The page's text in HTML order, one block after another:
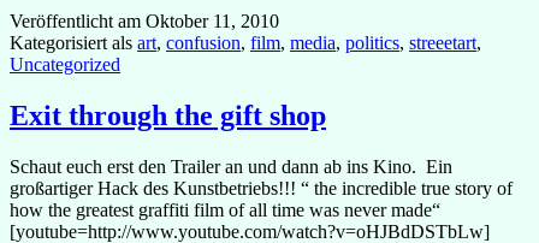
Veröffentlicht am Oktober 11, 2010
Kategorisiert als art, confusion, film, media, politics, streeetart,
Uncategorized
Exit through the gift shop
Schaut euch erst den Trailer an und dann ab ins Kino. Ein
großartiger Hack des Kunstbetriebs!!! “ the incredible true story of
how the greatest graffiti film of all time was never made“
[youtube=http://www.youtube.com/watch?v=oHJBdDSTbLw]